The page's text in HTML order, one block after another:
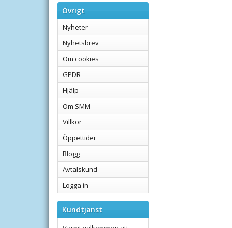
Övrigt
Nyheter
Nyhetsbrev
Om cookies
GPDR
Hjälp
Om SMM
Villkor
Öppettider
Blogg
Avtalskund
Logga in
Kundtjänst